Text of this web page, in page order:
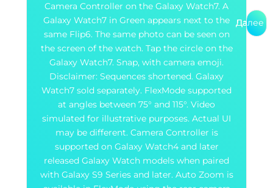
Далее
Далее
Camera Controller on the Galaxy Watch7. A
Galaxy Watch7 in Green appears next to the
same Flip6. The same photo can be seen on
the screen of the watch. Tap the circle on the
Galaxy Watch7. Snap, with camera emoji.
Disclaimer: Sequences shortened. Galaxy
Watch7 sold separately. FlexMode supported
at angles between 75° and 115°. Video
simulated for illustrative purposes. Actual UI
may be different. Camera Controller is
supported on Galaxy Watch4 and later
released Galaxy Watch models when paired
with Galaxy S9 Series and later. Auto Zoom is
Далее
Далее